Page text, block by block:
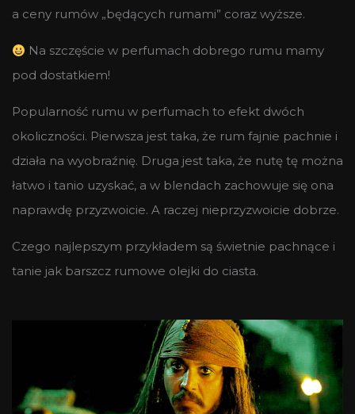
a ceny rumów „będących rumami” coraz wyższe.
Na szczęście w perfumach dobrego rumu mamy
pod dostatkiem!
Popularność rumu w perfumach to efekt dwóch
okoliczności. Pierwsza jest taka, że rum fajnie pachnie i
działa na wyobraźnię. Druga jest taka, że nutę tę można
łatwo i tanio uzyskać, a w blendach zachowuje się ona
naprawdę przyzwoicie. A raczej nieprzyzwoicie dobrze.
Czego najlepszym przykładem są świetnie pachnące i
tanie jak barszcz rumowe olejki do ciasta.